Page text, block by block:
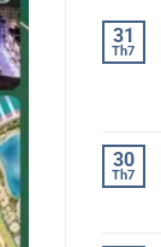
31
Th7
30
Th7